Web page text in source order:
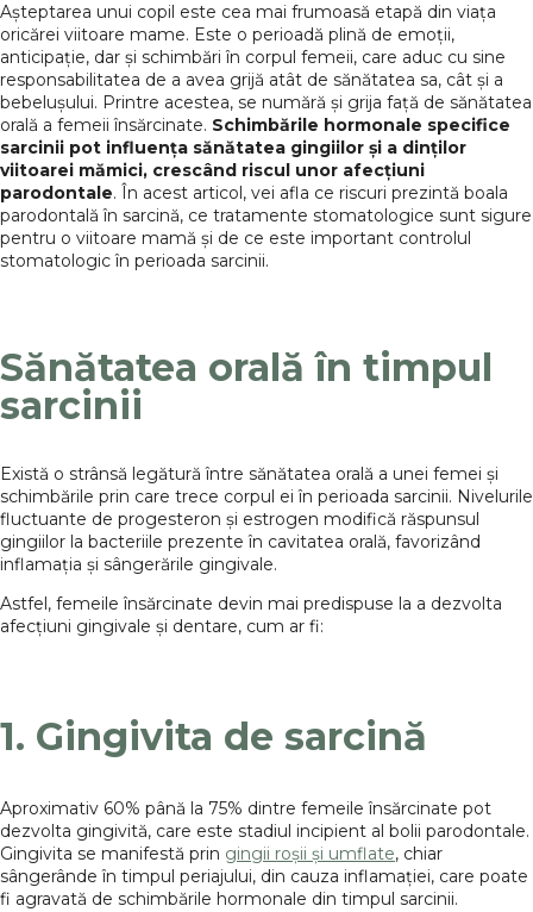
Așteptarea unui copil este cea mai frumoasă etapă din viața
oricărei viitoare mame. Este o perioadă plină de emoții,
anticipație, dar și schimbări în corpul femeii, care aduc cu sine
responsabilitatea de a avea grijă atât de sănătatea sa, cât și a
bebelușului. Printre acestea, se numără și grija față de sănătatea
orală a femeii însărcinate. Schimbările hormonale specifice
sarcinii pot influența sănătatea gingiilor și a dinților
viitoarei mămici, crescând riscul unor afecțiuni
parodontale. În acest articol, vei afla ce riscuri prezintă boala
parodontală în sarcină, ce tratamente stomatologice sunt sigure
pentru o viitoare mamă și de ce este important controlul
stomatologic în perioada sarcinii.
Sănătatea orală în timpul
sarcinii
Există o strânsă legătură între sănătatea orală a unei femei și
schimbările prin care trece corpul ei în perioada sarcinii. Nivelurile
fluctuante de progesteron și estrogen modifică răspunsul
gingiilor la bacteriile prezente în cavitatea orală, favorizând
inflamația și sângerările gingivale.
Astfel, femeile însărcinate devin mai predispuse la a dezvolta
afecțiuni gingivale și dentare, cum ar fi:
1. Gingivita de sarcină
Aproximativ 60% până la 75% dintre femeile însărcinate pot
dezvolta gingivită, care este stadiul incipient al bolii parodontale.
Gingivita se manifestă prin gingii roșii și umflate, chiar
sângerânde în timpul periajului, din cauza inflamației, care poate
fi agravată de schimbările hormonale din timpul sarcinii.